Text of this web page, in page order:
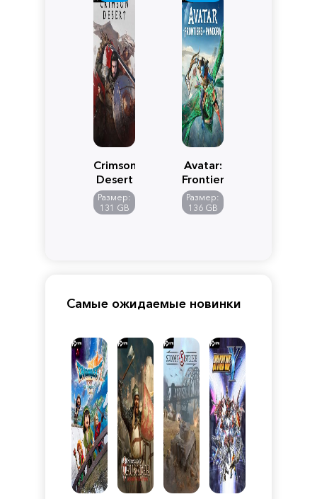
Crimson
Desert
Размер:
131 GB
Avatar:
Frontiers
of
Pandora
Размер:
136 GB
Самые ожидаемые новинки